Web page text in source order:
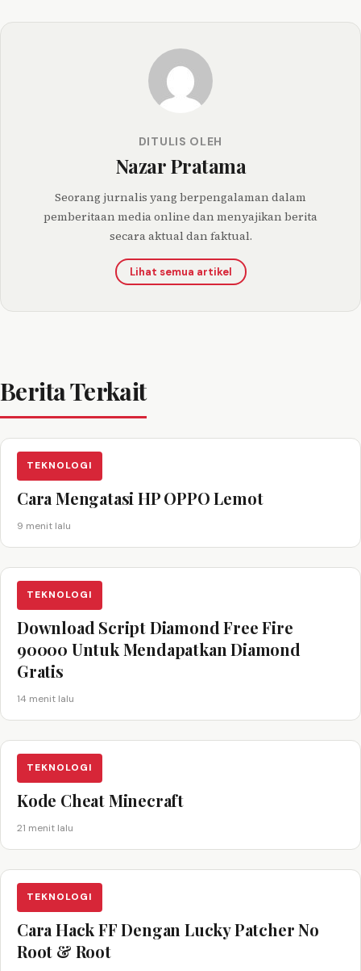
DITULIS OLEH
Nazar Pratama
Seorang jurnalis yang berpengalaman dalam
pemberitaan media online dan menyajikan berita
secara aktual dan faktual.
Lihat semua artikel
Berita Terkait
TEKNOLOGI
Cara Mengatasi HP OPPO Lemot
9 menit lalu
TEKNOLOGI
Download Script Diamond Free Fire
90000 Untuk Mendapatkan Diamond
Gratis
14 menit lalu
TEKNOLOGI
Kode Cheat Minecraft
21 menit lalu
TEKNOLOGI
Cara Hack FF Dengan Lucky Patcher No
Root & Root